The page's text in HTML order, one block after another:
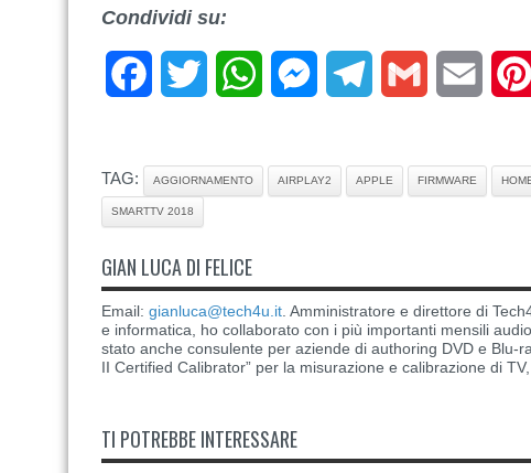
Condividi su:
FacebookTwitter WhatsAppMessengerTelegramGmail Email
TAG: AGGIORNAMENTO AIRPLAY2 APPLE FIRMWARE
SMARTTV 2018
GIAN LUCA DI FELICE
Email: gianluca@tech4u.it . Amministratore e direttore di
e informatica, ho collaborato con i più importanti mensili
stato anche consulente per aziende di authoring DVD e Blu-
II Certified Calibrator” per la misurazione e calibrazione di
TI POTREBBE INTERESSARE